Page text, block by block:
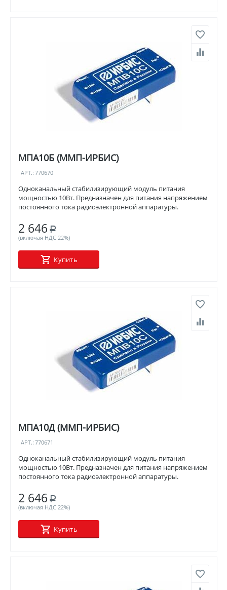
МПА10Б (ММП-ИРБИС)
АРТ.: 770670
Одноканальный стабилизирующий модуль питания
мощностью 10Вт. Предназначен для питания напряжением
постоянного тока радиоэлектронной аппаратуры.
2 646 Р
(включая НДС 22%)
Купить
МПА10Д (ММП-ИРБИС)
АРТ.: 770671
Одноканальный стабилизирующий модуль питания
мощностью 10Вт. Предназначен для питания напряжением
постоянного тока радиоэлектронной аппаратуры.
2 646 Р
(включая НДС 22%)
Купить